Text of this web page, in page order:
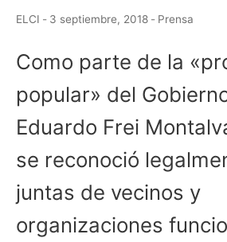
ELCI - 3 septiembre, 2018 - Prensa
Como parte de la
popular» del
Eduardo Frei
se reconoció
juntas de vecinos y
organizaciones